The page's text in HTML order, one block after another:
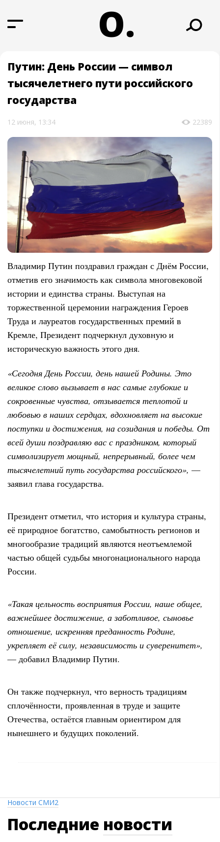
О.
Путин: День России — символ
тысячелетнего пути российского
государства
12 июня, 13:34 22389
Владимир Путин поздравил граждан с Днём России,
отметив его значимость как символа многовековой
истории и единства страны. Выступая на
торжественной церемонии награждения Героев
Труда и лауреатов государственных премий в
Кремле, Президент подчеркнул духовную и
историческую важность этого дня.
«Сегодня День России, день нашей Родины. Это
великое слово вызывает в нас самые глубокие и
сокровенные чувства, отзывается теплотой и
любовью в наших сердцах, вдохновляет на высокие
поступки и достижения, на созидания и победы. От
всей души поздравляю вас с праздником, который
символизирует мощный, непрерывный, более чем
тысячелетний путь государства российского», —
заявил глава государства.
Президент отметил, что история и культура страны,
её природное богатство, самобытность регионов и
многообразие традиций являются неотъемлемой
частью общей судьбы многонационального народа
России.
«Такая цельность восприятия России, наше общее,
важнейшее достижение, а заботливое, сыновье
отношение, искренняя преданность Родине,
укрепляет её силу, независимость и суверенитет»,
— добавил Владимир Путин.
Он также подчеркнул, что верность традициям
сплочённости, проявленная в труде и защите
Отечества, остаётся главным ориентиром для
нынешнего и будущих поколений.
Новости СМИ2
Последние новости